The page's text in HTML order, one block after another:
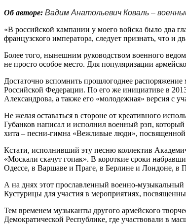
Об авторе: Вадим Анатольевич Коваль –
«В российской кампании у моего войска было два
французского императора, следует признать, что и
Более того, нынешним руководством военного
не просто особое место. Для популяризации
Достаточно вспомнить прошлогоднее
Российской Федерации. По его же инициативе в
Александрова, а также его «молодежная» версия с
Не желая оставаться в стороне от креативного
Губанков написал и исполнил военный рэп,
хита – песни-гимна «Вежливые люди»,
Кстати, исполнивший эту песню коллектив
«Москали скачут гопак». В короткие сроки
Одессе, в Варшаве и Праге, в Берлине и Лондоне, в
А на днях этот прославленный военно-
Кустурицы для участия в мероприятиях,
Тем временем музыканты другого армейского
Демократической Республике, где участвовали в